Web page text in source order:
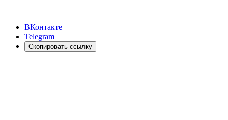
ВКонтакте
Telegram
Скопировать ссылку